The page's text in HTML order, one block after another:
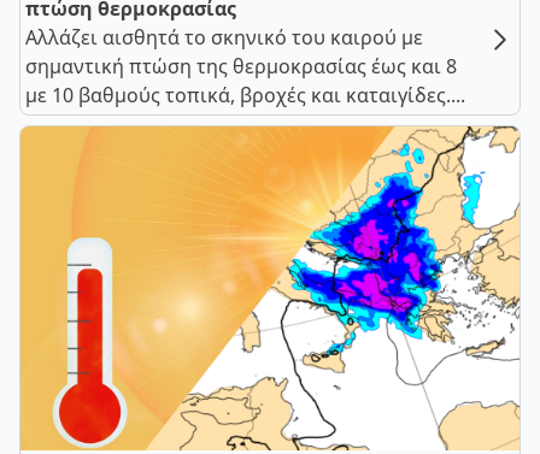
πτώση θερμοκρασίας
Αλλάζει αισθητά το σκηνικό του καιρού με
σημαντική πτώση της θερμοκρασίας έως και 8
με 10 βαθμούς τοπικά, βροχές και καταιγίδες....